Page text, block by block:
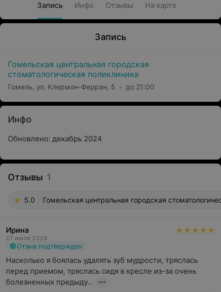
Запись Инфо Отзывы На карте
Запись
Гомельская центральная городская
стоматологическая поликлиника
Гомель, ул. Клермон-Ферран, 5 до 21:00
Инфо
Обновлено: декабрь 2024
Отзывы 1
5.0 Гомельская центральная городская
Ирина
27 июля 2026
Отзыв подтвержден
Насколько я боялась удалять зуб мудрости, тряслась
перед приемом, тряслась сидя в кресле из-за очень
болезненных предыду...